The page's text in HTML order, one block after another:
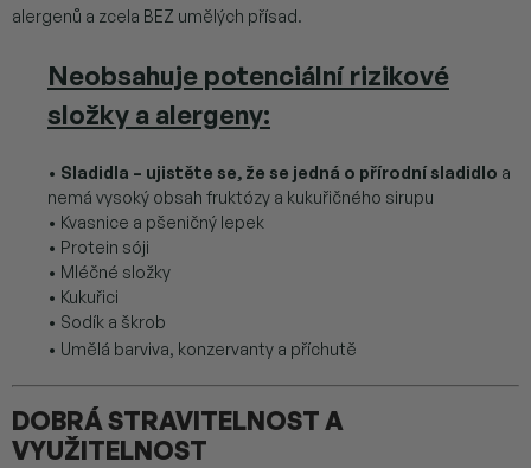
alergenů a zcela BEZ umělých přísad.
Neobsahuje potenciální rizikové
složky a alergeny:
• Sladidla – ujistěte se, že se jedná o přírodní sladidlo a
nemá vysoký obsah fruktózy a kukuřičného sirupu
• Kvasnice a pšeničný lepek
• Protein sóji
• Mléčné složky
• Kukuřici
• Sodík a škrob
• Umělá barviva, konzervanty a příchutě
DOBRÁ STRAVITELNOST A
VYUŽITELNOST